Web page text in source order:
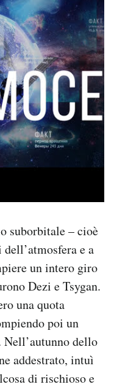
suborbitale – cioè
e a
un intero giro
Dezi e Tsygan.
una quota
poi un
dello
addestrato, intuì
di rischioso e